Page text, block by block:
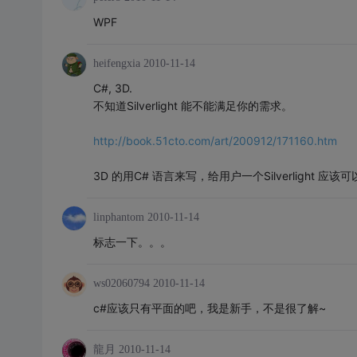
WPF
heifengxia 2010-11-14
C#, 3D.
不知道Silverlight 能不能满足你的需求。
http://book.51cto.com/art/200912/171160.htm
3D 的用C# 语言来写，给用户一个Silverlight 应该可
linphantom 2010-11-14
标志一下。。。
ws02060794 2010-11-14
c#应该只有平面的吧，我是新手，不是很了解~
龍月 2010-11-14